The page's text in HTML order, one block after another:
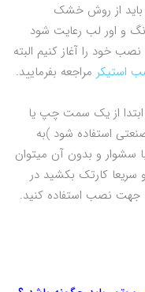
باید از روش خشک
و اور لب رعایت شود
خود را آغاز کنیم البته
استیکر مراجعه بفرمایید.
از یک سمت چپ یا
استفاده شود )به
سشوار و بدون آن میتوان
کارتک بکشید در
جهت نصب استفاده کنید.